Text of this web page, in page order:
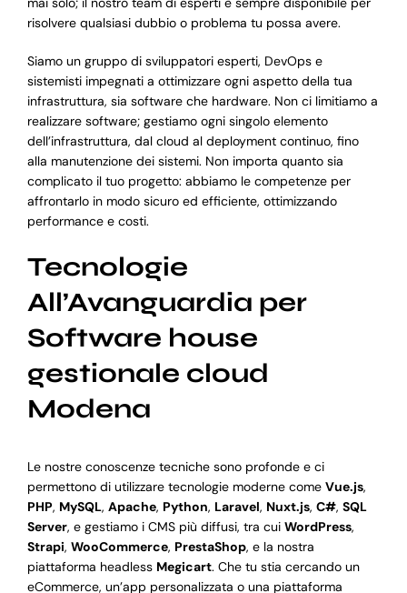
risolvere qualsiasi dubbio o problema tu possa avere.
Siamo un gruppo di sviluppatori esperti, DevOps e
sistemisti impegnati a ottimizzare ogni aspetto della tua
infrastruttura, sia software che hardware. Non ci limitiamo a
realizzare software; gestiamo ogni singolo elemento
dell’infrastruttura, dal cloud al deployment continuo, fino
alla manutenzione dei sistemi. Non importa quanto sia
complicato il tuo progetto: abbiamo le competenze per
affrontarlo in modo sicuro ed efficiente, ottimizzando
performance e costi.
Tecnologie
All’Avanguardia per
Software house
gestionale cloud
Modena
Le nostre conoscenze tecniche sono profonde e ci
permettono di utilizzare tecnologie moderne come Vue.js,
PHP, MySQL, Apache, Python, Laravel, Nuxt.js, C#, SQL
Server, e gestiamo i CMS più diffusi, tra cui WordPress,
Strapi, WooCommerce, PrestaShop, e la nostra
piattaforma headless Megicart. Che tu stia cercando un
eCommerce, un’app personalizzata o una piattaforma